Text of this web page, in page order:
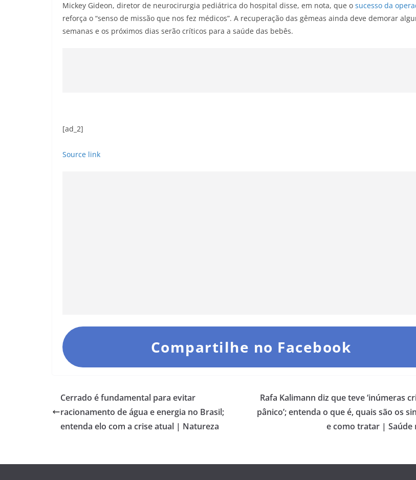
Mickey Gideon, diretor de neurocirurgia pediátrica do hospital disse, em nota, que o sucesso da
reforça o “senso de missão que nos fez médicos”. A recuperação das gêmeas ainda deve demorar
semanas e os próximos dias serão críticos para a saúde das bebês.
[ad_2]
Source link
Compartilhe no Facebook
Cerrado é fundamental para evitar
racionamento de água e energia no Brasil;
entenda elo com a crise atual | Natureza
Rafa Kalimann diz que teve ‘inúmeras
pânico’; entenda o que é, quais são os
e como tratar | Saúde